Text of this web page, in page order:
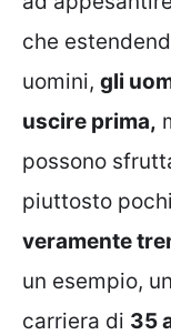
che
uomini, gli
uscire prima,
possono
piuttosto pochi
veramente
un esempio,
carriera di 35